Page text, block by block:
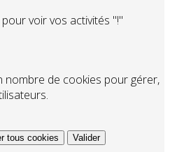
voir vos activités "!"
nombre de cookies pour gérer,
tous cookies Valider